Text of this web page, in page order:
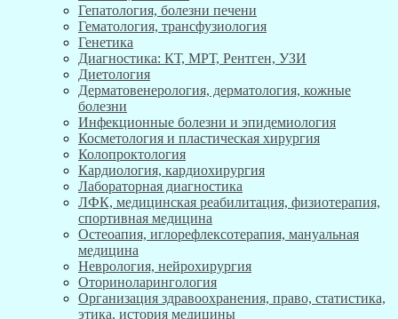
Гепатология, болезни печени
Гематология, трансфузиология
Генетика
Диагностика: КТ, МРТ, Рентген, УЗИ
Диетология
Дерматовенерология, дерматология, кожные
болезни
Инфекционные болезни и эпидемиология
Косметология и пластическая хирургия
Колопроктология
Кардиология, кардиохирургия
Лабораторная диагностика
ЛФК, медицинская реабилитация, физиотерапия,
спортивная медицина
Остеоапия, иглорефлексотерапия, мануальная
медицина
Неврология, нейрохирургия
Оториноларингология
Организация здравоохранения, право, статистика,
этика, история медицины